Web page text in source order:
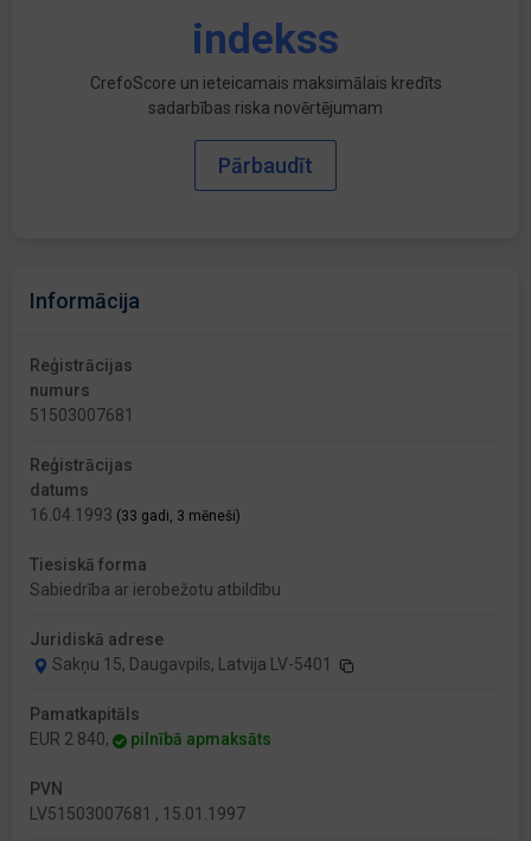
indekss
CrefoScore un ieteicamais maksimālais kredīts
sadarbības riska novērtējumam
Pārbaudīt
Informācija
Reģistrācijas
numurs
51503007681
Reģistrācijas
datums
16.04.1993 (33 gadi, 3 mēneši)
Tiesiskā forma
Sabiedrība ar ierobežotu atbildību
Juridiskā adrese
Sakņu 15, Daugavpils, Latvija LV-5401
Pamatkapitāls
EUR 2 840,
pilnībā apmaksāts
PVN
LV51503007681 , 15.01.1997